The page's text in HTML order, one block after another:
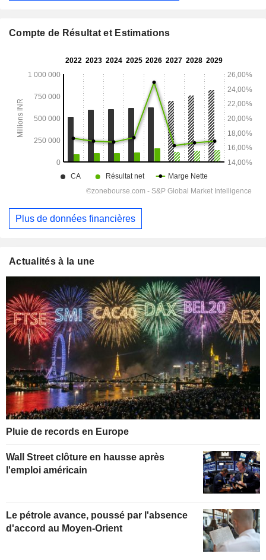
Compte de Résultat et Estimations
Plus de données financières
Actualités à la une
Pluie de records en Europe
Wall Street clôture en hausse après
l'emploi américain
Le pétrole avance, poussé par l'absence
d'accord au Moyen-Orient